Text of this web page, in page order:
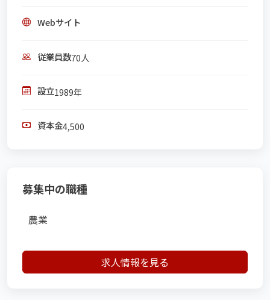
Webサイト
従業員数70人
設立1989年
資本金4,500
募集中の職種
農業
求人情報を見る